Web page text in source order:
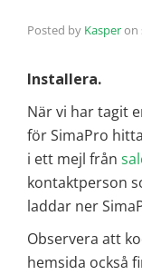
Posted by Kasperon
Installera.
När vi har tagit
för SimaPro
i ett mejl från
kontaktperson
laddar ner
Observera att
hemsida också